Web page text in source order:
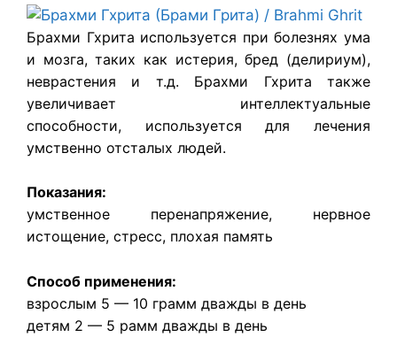
Брахми Гхрита используется при болезнях ума
и мозга, таких как истерия, бред (делириум),
неврастения и т.д. Брахми Гхрита также
увеличивает интеллектуальные
способности, используется для лечения
умственно отсталых людей.
Показания:
умственное перенапряжение, нервное
истощение, стресс, плохая память
Способ применения:
взрослым 5 — 10 грамм дважды в день
детям 2 — 5 рамм дважды в день